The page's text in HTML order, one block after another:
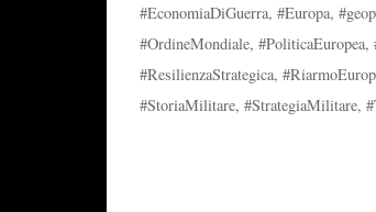
#EconomiaDiGuerra, #Europa,
#OrdineMondiale, #PoliticaEuropea,
#ResilienzaStrategica,
#StoriaMilitare, #StrategiaMilitare,